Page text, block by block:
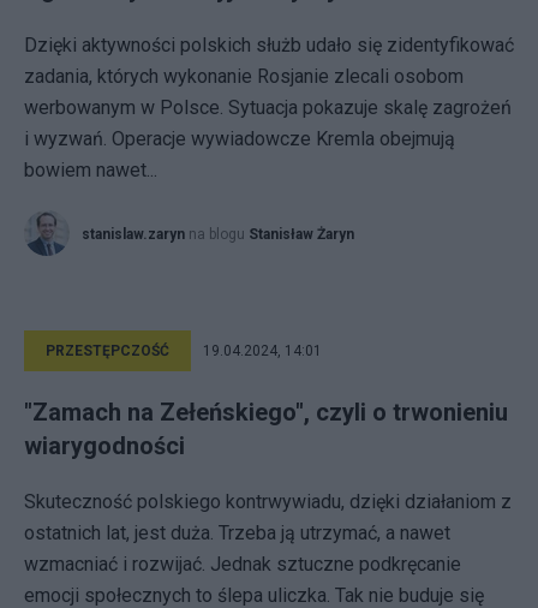
Dzięki aktywności polskich służb udało się zidentyfikować
zadania, których wykonanie Rosjanie zlecali osobom
werbowanym w Polsce. Sytuacja pokazuje skalę zagrożeń
i wyzwań. Operacje wywiadowcze Kremla obejmują
bowiem nawet...
stanislaw.zaryn na blogu Stanisław Żaryn
PRZESTĘPCZOŚĆ 19.04.2024, 14:01
"Zamach na Zełeńskiego", czyli o trwonieniu
wiarygodności
Skuteczność polskiego kontrwywiadu, dzięki działaniom z
ostatnich lat, jest duża. Trzeba ją utrzymać, a nawet
wzmacniać i rozwijać. Jednak sztuczne podkręcanie
emocji społecznych to ślepa uliczka. Tak nie buduje się